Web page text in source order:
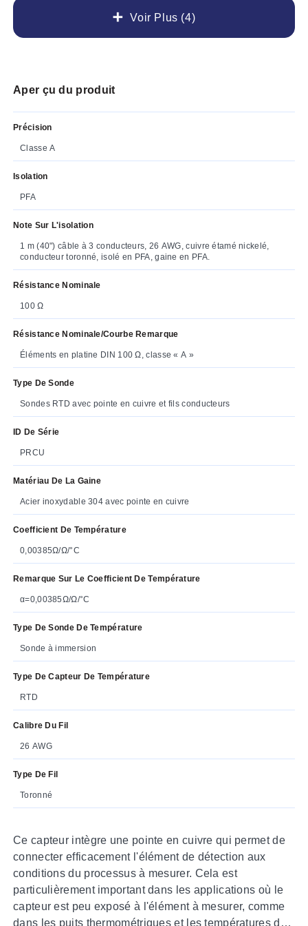
Voir Plus (4)
Aper çu du produit
Précision
Classe A
Isolation
PFA
Note Sur L'isolation
1 m (40") câble à 3 conducteurs, 26 AWG, cuivre étamé nickelé,
conducteur toronné, isolé en PFA, gaine en PFA.
Résistance Nominale
100 Ω
Résistance Nominale/courbe Remarque
Éléments en platine DIN 100 Ω, classe « A »
Type De Sonde
Sondes RTD avec pointe en cuivre et fils conducteurs
ID De Série
PRCU
Matériau De La Gaine
Acier inoxydable 304 avec pointe en cuivre
Coefficient De Température
0,00385Ω/Ω/°C
Remarque Sur Le Coefficient De Température
α=0,00385Ω/Ω/°C
Type De Sonde De Température
Sonde à immersion
Type De Capteur De Température
RTD
Calibre Du Fil
26 AWG
Type De Fil
Toronné
Ce capteur intègre une pointe en cuivre qui permet de
connecter efficacement l'élément de détection aux
conditions du processus à mesurer. Cela est
particulièrement important dans les applications où le
capteur est peu exposé à l'élément à mesurer, comme
dans les puits thermométriques et les températures de